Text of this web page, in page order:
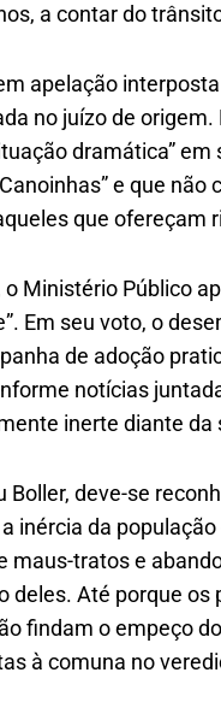
a contar do
apelação
no juízo de
dramática”
e que
que ofereçam
Ministério Público
Em seu voto, o
de adoção
notícias
inerte diante da
Boller, deve-se
a inércia da
maus-tratos e
deles. Até porque
findam o empeço
à comuna no